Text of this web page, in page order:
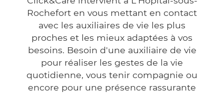
Rochefort en vous mettant en contact
avec les auxiliaires de vie les plus
proches et les mieux adaptées à vos
besoins. Besoin d'une auxiliaire de vie
pour réaliser les gestes de la vie
quotidienne, vous tenir compagnie ou
encore pour une présence rassurante